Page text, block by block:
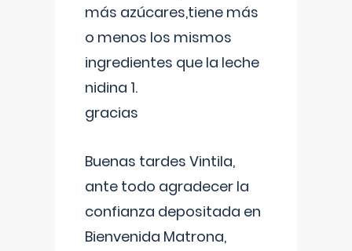
más azúcares,tiene más
o menos los mismos
ingredientes que la leche
nidina 1.
gracias
Buenas tardes Vintila,
ante todo agradecer la
confianza depositada en
Bienvenida Matrona,